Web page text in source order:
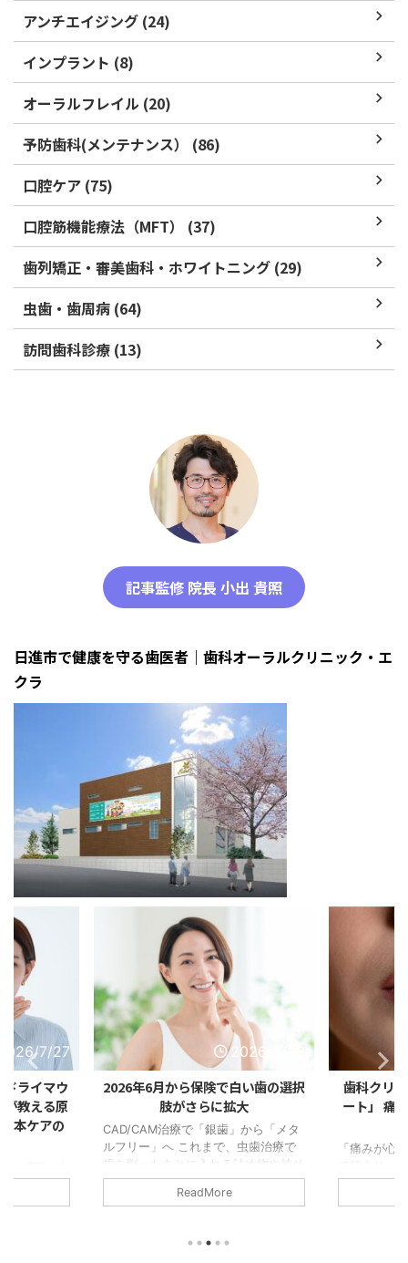
アンチエイジング (24)
インプラント (8)
オーラルフレイル (20)
予防歯科(メンテナンス） (86)
口腔ケア (75)
口腔筋機能療法（MFT） (37)
歯列矯正・審美歯科・ホワイトニング (29)
虫歯・歯周病 (64)
訪問歯科診療 (13)
記事監修 院長 小出 貴照
日進市で健康を守る歯医者｜歯科オーラルクリニック・エ
クラ
7/27
ライマウ
教える原
本ケアの
2026/6/28
2026年6月から保険で白い歯の選択
肢がさらに拡大
CAD/CAM治療で「銀歯」から「メタ
ルフリー」へ これまで、虫歯治療で
歯を削ったあとに入れる詰め物や被せ
物といえば、保険診療では「銀歯」を
イメージされる方が多かったのではな
ReadMore
歯科クリ
ート」 痛
「痛みが心
みに配慮し